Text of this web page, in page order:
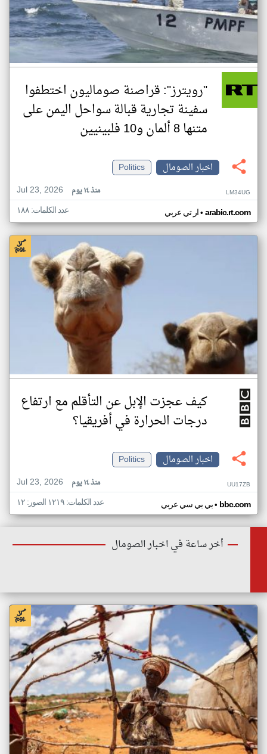
"رويترز": قراصنة صوماليون اختطفوا
سفينة تجارية قبالة سواحل اليمن على
متنها 8 ألمان و10 فلبينيين
اخبار الصومال
Politics
Jul 23, 2026
منذ ١٤ يوم LM34UG
ار تي عربي• arabic.rt.com عدد الكلمات: ١٨٨
كيف عجزت الإبل عن التأقلم مع ارتفاع
درجات الحرارة في أفريقيا؟
اخبار الصومال
Politics
Jul 23, 2026
منذ ١٤ يوم UU17ZB
بي بي سي عربي• bbc.com عدد الكلمات: ١٢١٩ الصور: ١٢
أخر ساعة في اخبار الصومال